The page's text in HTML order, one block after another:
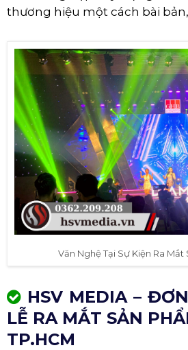
thương hiệu một cách bài
Văn Nghệ Tại Sự Kiện Ra Mắt
HSV MEDIA –
LỄ RA MẮT SẢN
TP.HCM